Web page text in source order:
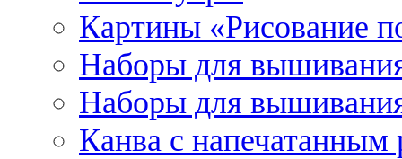
Картины «Рисование
Наборы для
Наборы для
Канва с напечатанным